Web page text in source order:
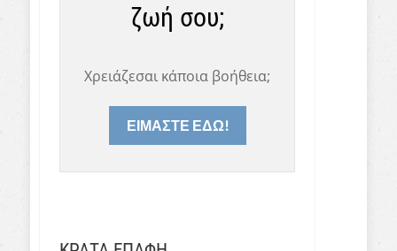
ζωή σου;
Χρειάζεσαι κάποια βοήθεια;
ΕΙΜΑΣΤΕ ΕΔΩ!